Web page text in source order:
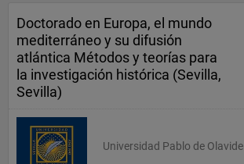
Doctorado en Europa, el mundo
mediterráneo y su difusión
atlántica Métodos y teorías para
la investigación histórica (Sevilla,
Sevilla)
Universidad Pablo de Olavide